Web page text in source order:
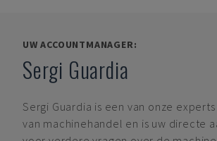
UW ACCOUNTMANAGER:
Sergi Guardia
Sergi Guardia is een van onze
van machinehandel en is uw directe